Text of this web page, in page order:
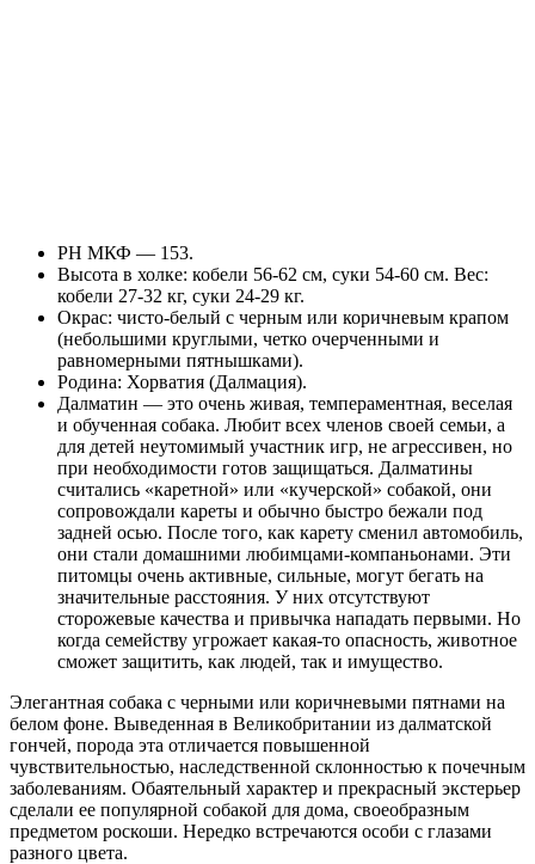
РН МКФ — 153.
Высота в холке: кобели 56-62 см, суки 54-60 см. Вес:
кобели 27-32 кг, суки 24-29 кг.
Окрас: чисто-белый с черным или коричневым крапом
(небольшими круглыми, четко очерченными и
равномерными пятнышками).
Родина: Хорватия (Далмация).
Далматин — это очень живая, темпераментная, веселая
и обученная собака. Любит всех членов своей семьи, а
для детей неутомимый участник игр, не агрессивен, но
при необходимости готов защищаться. Далматины
считались «каретной» или «кучерской» собакой, они
сопровождали кареты и обычно быстро бежали под
задней осью. После того, как карету сменил автомобиль,
они стали домашними любимцами-компаньонами. Эти
питомцы очень активные, сильные, могут бегать на
значительные расстояния. У них отсутствуют
сторожевые качества и привычка нападать первыми. Но
когда семейству угрожает какая-то опасность, животное
сможет защитить, как людей, так и имущество.
Элегантная собака с черными или коричневыми пятнами на
белом фоне. Выведенная в Великобритании из далматской
гончей, порода эта отличается повышенной
чувствительностью, наследственной склонностью к почечным
заболеваниям. Обаятельный характер и прекрасный экстерьер
сделали ее популярной собакой для дома, своеобразным
предметом роскоши. Нередко встречаются особи с глазами
разного цвета.